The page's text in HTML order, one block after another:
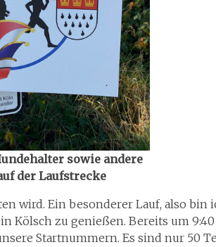
sowie andere
der Laufstrecke
wird. Ein besonderer Lauf, also bin
Kölsch zu genießen. Bereits um
Startnummern. Es sind nur 50